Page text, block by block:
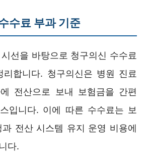
수료 부과 기준
선을 바탕으로 청구의신 수수료
리합니다. 청구의신은 병원 진료
전산으로 보내 보험금을 간편
입니다. 이에 따른 수수료는 보
전산 시스템 유지 운영 비용에
다.